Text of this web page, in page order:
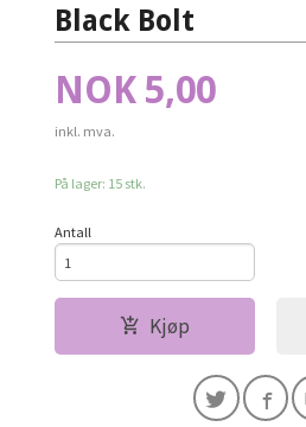
Black Bolt
Pris
NOK 5,00
inkl. mva.
På lager: 15 stk.
Antall
Kjøp